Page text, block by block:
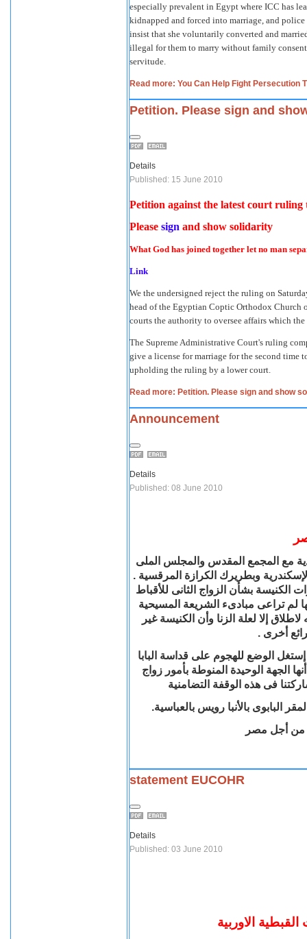
especially prevalent in Egypt where ICC has
kidnapped and forced into marriage, and
insist that she voluntarily converted and
illegal for them to marry without family
servitude.
Read more: You Can Help Fight Persecution
Petition. Please sign and
Details
Published: 15 June 2010
Petition against the latest court
Please sign and show solidarity
What God has joined together let no man
Link
We the undersigned reject the ruling on
head of the Egyptian Coptic Orthodox
courts the authority to oversee affairs which
The Supreme Administrative Court's ruling
give a license for marriage for the second time
upholding the ruling by a lower court.
Read more: Petition. Please sign and show
Announcement
Details
Published: 08 June 2010
مع المجمع المقدس والمجلس الملى
الإسكندرية وبطريرك الكرازة المرقسية .
بشأن الزواج الثانى للأقباط
لم تراعى مبادىء الشريعة المسيحية
إلا لعلة الزنا وأن الكنيسة غير
أخرى .
الوضع للهجوم على قداسة البابا
الجهة الوحيدة المنوطة بأمور زواج
فى هذه الوقفة التضامنية
من أجل مصر
statement EUCOHR
Details
Published: 03 June 2010
الاوربية